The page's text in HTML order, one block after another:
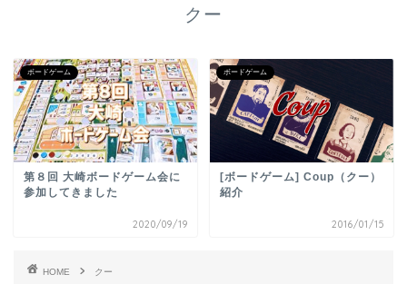
クー
ボードゲーム
第８回 大崎ボードゲーム会に
参加してきました
2020/09/19
ボードゲーム
[ボードゲーム] Coup（クー）
紹介
2016/01/15
HOME クー